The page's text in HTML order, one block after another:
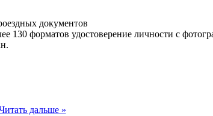
документов
130 форматов удостоверение личности с
дальше »